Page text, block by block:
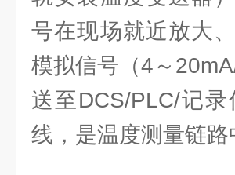
号在现场就近放大
模拟信号（4～
送至DCS/PLC/记
线，是温度测量链